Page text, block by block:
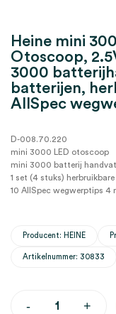
Heine mini
Otoscoop,
3000
batterijen,
AllSpec
D-008.70.220
mini 3000 LED otoscoop
mini 3000 batterij
1 set (4 stuks)
10 AllSpec wegwerptips 4
Producent: HEINE
Artikelnummer: 30833
- +